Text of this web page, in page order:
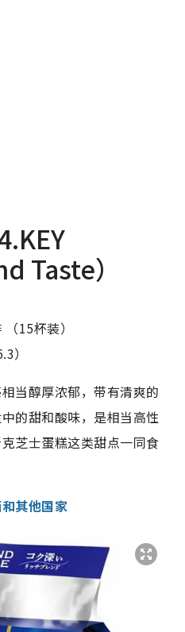
Taste）
15杯装）
）
当醇厚浓郁，带有清爽的
的甜和酸味，是相当高性
芝士蛋糕这类甜点一同食
其他国家